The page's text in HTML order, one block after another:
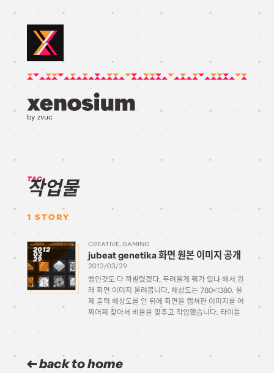
by zvuc
TAG:
작업물
1 STORY
2012
03
29
CREATIVE GAMING
jubeat genetika 화면 원본 이미지 공개
2012/03/29
뻥인것도 다 까발렸겠다, 두려울게 뭐가 있냐 해서 원
래 화면 이미지 올려봅니다. 해상도는 780×1380. 실
제 출력 해상도를 안 뒤에 화면을 캡쳐한 이미지를 어
찌어찌 찾아서 비율을 맞추고 작업했습니다. 타이틀
같은 노력이 들어갔는지 아실 수 있습니다. 음악 […]
back to home